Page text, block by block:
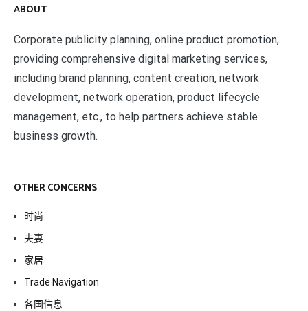
ABOUT
Corporate publicity planning, online product promotion,
providing comprehensive digital marketing services,
including brand planning, content creation, network
development, network operation, product lifecycle
management, etc., to help partners achieve stable
business growth.
OTHER CONCERNS
时尚
夫妻
家居
Trade Navigation
各国信息